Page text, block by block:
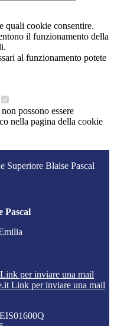
quali cookie consentire.
il funzionamento della
al funzionamento potete
possono essere
nella pagina della cookie
Superiore Blaise Pascal
Pascal
Link per inviare una mail
Link per inviare una mail